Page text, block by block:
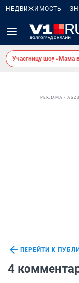
НЕДВИЖИМОСТЬ
Участницу шоу «Мама
РЕКЛАМА •
ПЕРЕЙТИ К
4